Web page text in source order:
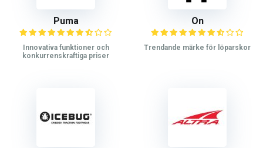
Puma
Innovativa funktioner och
konkurrenskraftiga priser
On
Trendande märke för löparskor